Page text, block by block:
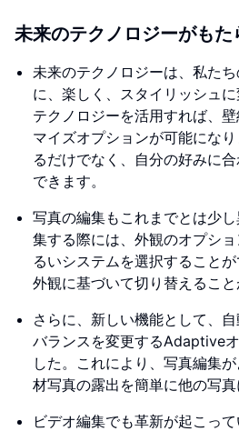
未来のテクノロジーがも
未来のテクノロジーは、私た
に、楽しく、スタイリッシュ
テクノロジーを活用すれば、
マイズオプションが可能にな
るだけでなく、自分の好みに
できます。
写真の編集もこれまでとは少
集する際には、外観のオプシ
るいシステムを選択すること
外観に基づいて切り替えること
さらに、新しい機能として、
バランスを変更するAdaptive
した。これにより、写真編集
材写真の露出を簡単に他の写真
ビデオ編集でも革新が起こっ